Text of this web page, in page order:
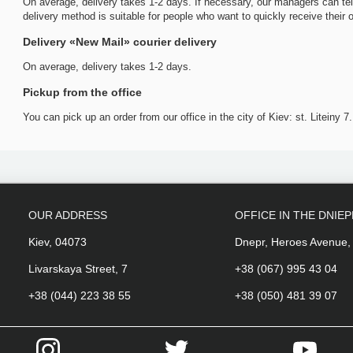
delivery method is suitable for people who want to quickly receive their
Delivery «New Mail» courier delivery
On average, delivery takes 1-2 days.
Pickup from the office
You can pick up an order from our office in the city of Kiev: st. Liteiny
OUR ADDRESS
Kiev, 04073
Livarskaya Street, 7
+38 (044) 223 38 55
OFFICE IN THE
Dnepr, Heroes
+38 (067) 995 43 04
+38 (050) 481 39 07